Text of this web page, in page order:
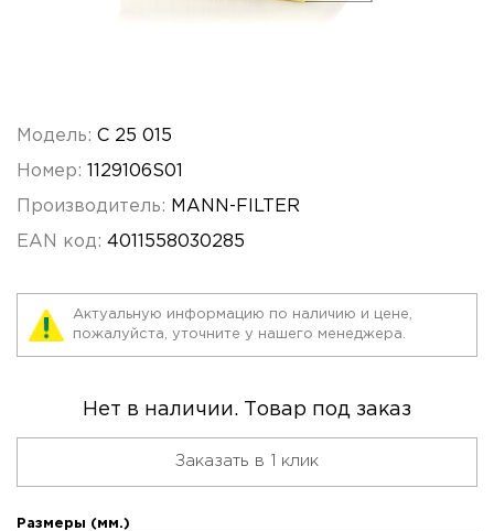
Модель: C 25 015
Номер: 1129106S01
Производитель: MANN-FILTER
EAN код: 4011558030285
Актуальную информацию по наличию и цене,
пожалуйста, уточните у нашего менеджера.
Нет в наличии. Товар под заказ
Заказать в 1 клик
Размеры (мм.)